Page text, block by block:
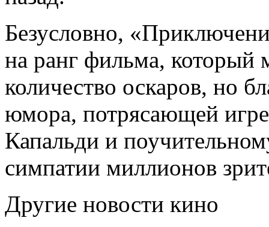
Безусловно,
на ранг фильма, который
количество оскаров, но
юмора, потрясающей
Капальди и
симпатии миллионов
Другие новости кино